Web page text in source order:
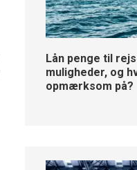
Lån penge til
muligheder, og
opmærksom på?